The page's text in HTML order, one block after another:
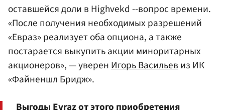
оставшейся доли в Highvekd --вопрос времени.
«После получения необходимых разрешений
«Евраз» реализует оба опциона, а также
постарается выкупить акции миноритарных
акционеров», — уверенИгорь Васильевиз ИК
«Файненшл Бридж».
Выгоды Evraz от этого приобретения